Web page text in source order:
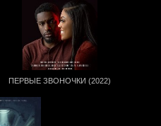
ПЕРВЫЕ ЗВОНОЧКИ (2022)